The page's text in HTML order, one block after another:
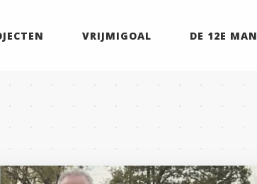
VRIJMIGOAL DE 12E MAN